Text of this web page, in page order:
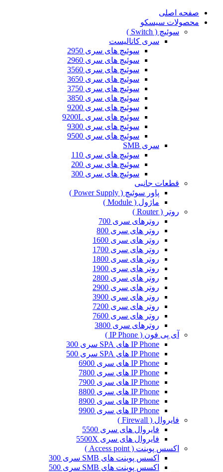
صفحه اصلی
محصولات سیسکو
سوئیچ ( Switch )
سری کاتالیست
سوئیچ های سری 2950
سوئیچ های سری 2960
سوئیچ های سری 3560
سوئیچ های سری 3650
سوئیچ های سری 3750
سوئیچ های سری 3850
سوئیچ های سری 9200
سوئیچ های سری 9200L
سوئیچ های سری 9300
سوئیچ های سری 9500
سری SMB
سوئیچ های سری 110
سوئیچ های سری 200
سوئیچ های سری 300
قطعات جانبی
پاور سوئیچ ( Power Supply )
ماژول ( Module )
روتر ( Router )
روترهای سری 700
روتر های سری 800
روتر های سری 1600
روتر های سری 1700
روتر های سری 1800
روتر های سری 1900
روتر های سری 2800
روتر های سری 2900
روتر های سری 3900
روتر های سری 7200
روتر های سری 7600
روترهای سری 3800
آی پی فون ( IP Phone )
IP Phone های SPA سری 300
IP Phone های SPA سری 500
IP Phone های سری 6900
IP Phone های سری 7800
IP Phone های سری 7900
IP Phone های سری 8800
IP Phone های سری 8900
IP Phone های سری 9900
فایروال ( Firewall )
فایروال های سری 5500
فایروال های سری 5500X
اکسس پوینت ( Access point )
اکسس پوینت های SMB سری 300
اکسس پوینت های SMB سری 500